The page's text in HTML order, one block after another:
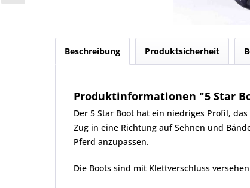
Beschreibung Produktsicherheit
Produktinformationen "5 Star
Der 5 Star Boot hat ein niedriges Profil,
Zug in eine Richtung auf Sehnen und
Pferd anzupassen.
Die Boots sind mit Klettverschluss